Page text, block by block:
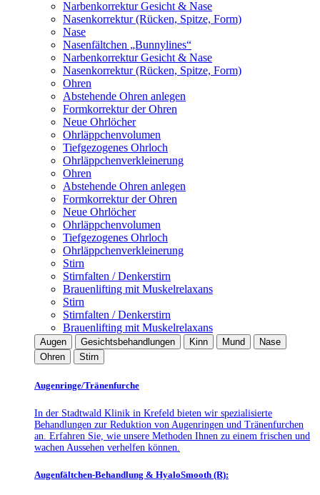
Narbenkorrektur Gesicht & Nase
Nasenkorrektur (Rücken, Spitze, Form)
Nase
Nasenfältchen „Bunnylines“
Narbenkorrektur Gesicht & Nase
Nasenkorrektur (Rücken, Spitze, Form)
Ohren
Abstehende Ohren anlegen
Formkorrektur der Ohren
Neue Ohrlöcher
Ohrläppchenvolumen
Tiefgezogenes Ohrloch
Ohrläppchenverkleinerung
Ohren
Abstehende Ohren anlegen
Formkorrektur der Ohren
Neue Ohrlöcher
Ohrläppchenvolumen
Tiefgezogenes Ohrloch
Ohrläppchenverkleinerung
Stirn
Stirnfalten / Denkerstirn
Brauenlifting mit Muskelrelaxans
Stirn
Stirnfalten / Denkerstirn
Brauenlifting mit Muskelrelaxans
Augen Gesichtsbehandlungen Kinn Mund
Nase
Ohren
Stirn
Augenringe/Tränenfurche
In der Stadtwald Klinik in Krefeld bieten wir spezialisierte
Behandlungen zur Reduktion von Augenringen und Tränenfurchen
an. Erfahren Sie, wie unsere Methoden Ihnen zu einem frischen und
wachen Aussehen verhelfen können.
Augenfältchen-Behandlung & HyaloSmooth (R):